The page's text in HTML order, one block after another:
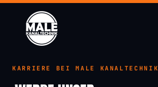
KARRIERE BEI MALE KANALTECHNIK